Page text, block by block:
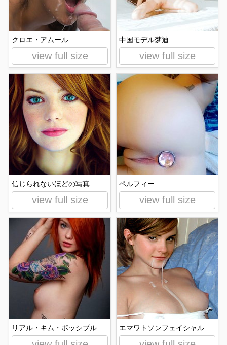
クロエ・アムール
view full size
中国モデル梦迪
view full size
信じられないほどの写真
view full size
ペルフィー
view full size
リアル・キム・ポッシブル エマワトソンフェイシャル